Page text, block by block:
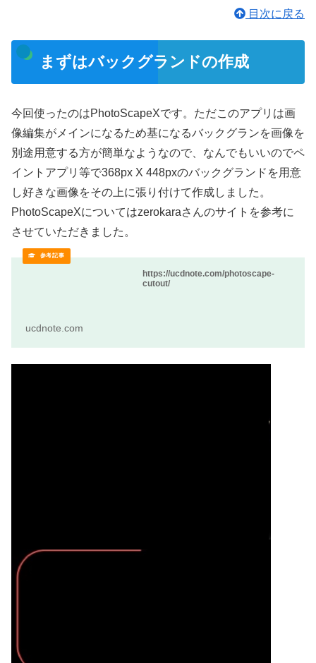
目次に戻る
まずはバックグランドの作成
今回使ったのはPhotoScapeXです。ただこのアプリは画
像編集がメインになるため基になるバックグランを画像を
別途用意する方が簡単なようなので、なんでもいいのでペ
イントアプリ等で368px X 448pxのバックグランドを用意
し好きな画像をその上に張り付けて作成しました。
PhotoScapeXについてはzerokaraさんのサイトを参考に
させていただきました。
https://ucdnote.com/photoscape-
cutout/
ucdnote.com